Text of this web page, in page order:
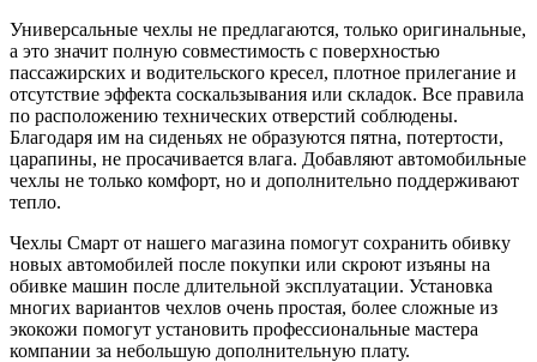
Универсальные чехлы не предлагаются, только оригинальные,
а это значит полную совместимость с поверхностью
пассажирских и водительского кресел, плотное прилегание и
отсутствие эффекта соскальзывания или складок. Все правила
по расположению технических отверстий соблюдены.
Благодаря им на сиденьях не образуются пятна, потертости,
царапины, не просачивается влага. Добавляют автомобильные
чехлы не только комфорт, но и дополнительно поддерживают
тепло.
Чехлы Смарт от нашего магазина помогут сохранить обивку
новых автомобилей после покупки или скроют изъяны на
обивке машин после длительной эксплуатации. Установка
многих вариантов чехлов очень простая, более сложные из
экокожи помогут установить профессиональные мастера
компании за небольшую дополнительную плату.